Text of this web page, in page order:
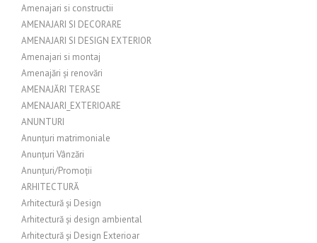
Amenajari si constructii
AMENAJARI SI DECORARE
AMENAJARI SI DESIGN EXTERIOR
Amenajari si montaj
Amenajări și renovări
AMENAJĂRI TERASE
AMENAJARI_EXTERIOARE
ANUNTURI
Anunțuri matrimoniale
Anunțuri Vânzări
Anunțuri/Promoții
ARHITECTURĂ
Arhitectură și Design
Arhitectură și design ambiental
Arhitectură și Design Exterioar